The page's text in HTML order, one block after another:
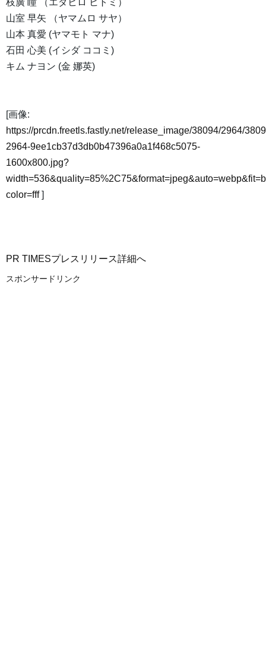
枝廣 瞳 （エダヒロ ヒトミ）
山室 早矢 （ヤマムロ サヤ）
山本 真愛 (ヤマモト マナ)
石田 心美 (イシダ ココミ)
キム ナヨン (金 娜英)
[画像:
https://prcdn.freetls.fastly.net/release_image/38094/2964/
2964-9ee1cb37d3db0b47396a0a1f468c5075-
1600x800.jpg?
color=fff]
PR TIMESプレスリリース詳細へ
スポンサードリンク